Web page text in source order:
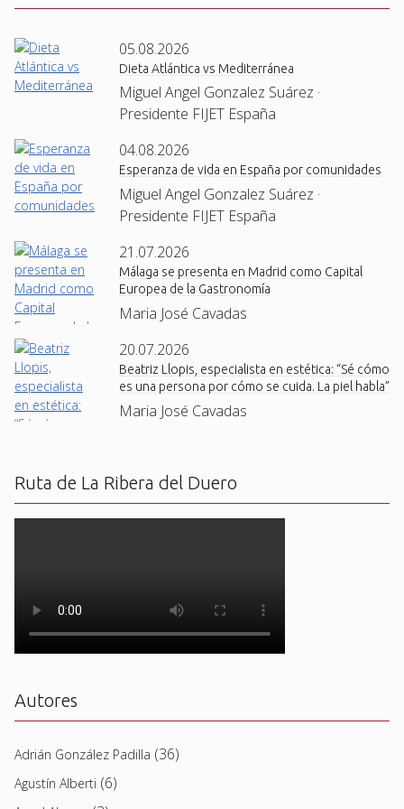
05.08.2026
Dieta Atlántica vs Mediterránea
Miguel Angel Gonzalez Suárez ·
Presidente FIJET España
04.08.2026
Esperanza de vida en España por comunidades
Miguel Angel Gonzalez Suárez ·
Presidente FIJET España
21.07.2026
Málaga se presenta en Madrid como Capital
Europea de la Gastronomía
Maria José Cavadas
20.07.2026
Beatriz Llopis, especialista en estética: “Sé cómo
es una persona por cómo se cuida. La piel habla”
Maria José Cavadas
Ruta de La Ribera del Duero
Autores
Adrián González Padilla (36)
Agustín Alberti (6)